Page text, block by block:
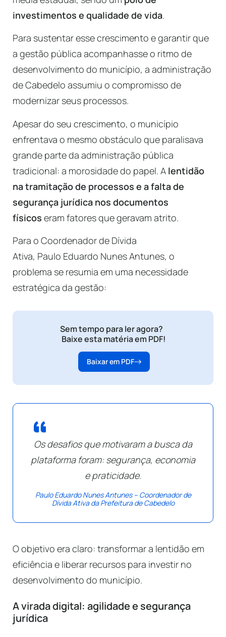
investimentos e qualidade de vida.
Para sustentar esse crescimento e garantir que
a gestão pública acompanhasse o ritmo de
desenvolvimento do município, a administração
de Cabedelo assumiu o compromisso de
modernizar seus processos.
Apesar do seu crescimento, o município
enfrentava o mesmo obstáculo que paralisava
grande parte da administração pública
tradicional: a morosidade do papel. A lentidão
na tramitação de processos e a falta de
segurança jurídica nos documentos
físicos eram fatores que geravam atrito.
Para o Coordenador de Dívida
Ativa, Paulo Eduardo Nunes Antunes, o
problema se resumia em uma necessidade
estratégica da gestão:
Sem tempo para ler agora?
Baixe esta matéria em PDF!
Baixar em PDF
Os desafios que motivaram a busca da
plataforma foram: segurança, economia
e praticidade.
Paulo Eduardo Nunes Antunes – Coordenador de
Dívida Ativa da Prefeitura de Cabedelo
O objetivo era claro: transformar a lentidão em
eficiência e liberar recursos para investir no
desenvolvimento do município.
A virada digital: agilidade e segurança
jurídica